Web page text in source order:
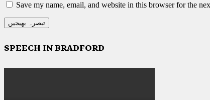
Save my name, email, and website in this browser for the
SPEECH IN BRADFORD